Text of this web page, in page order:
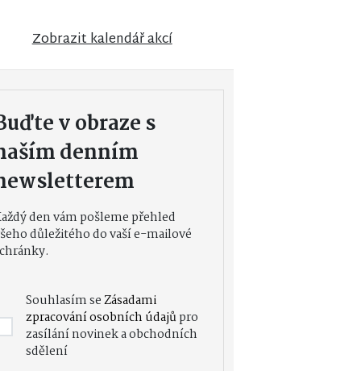
Zobrazit kalendář akcí
v obraze s
denním
den vám pošleme přehled
důležitého do vaší e-mailové
Souhlasím seZásadami
zpracování osobních údajůpro
zasílání novinek a obchodních
sdělení